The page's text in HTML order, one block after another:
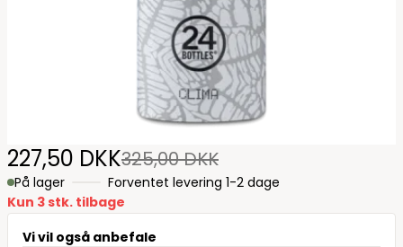
227,50 DKK325,00 DKK
På lager
Forventet levering 1-2 dage
Kun 3 stk. tilbage
Vi vil også anbefale